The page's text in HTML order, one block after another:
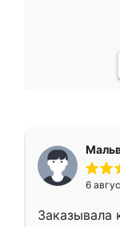
6
Заказывала